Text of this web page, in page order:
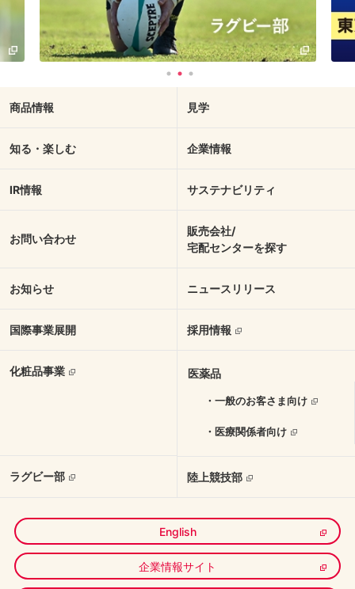
English
企業情報サイト
商品情報 見学
知る・楽しむ 企業情報
IR情報 サステナビリティ
お問い合わせ
販売会社/
宅配センターを探す
お知らせ ニュースリリース
国際事業展開 採用情報
化粧品事業 医薬品
・一般のお客さま向け
・医療関係者向け
ラグビー部 陸上競技部